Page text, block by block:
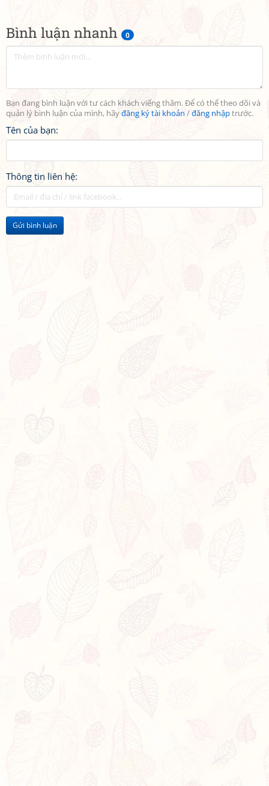
Bình luận nhanh 0
Bạn đang bình luận với tư cách khách viếng thăm. Để có thể theo dõi và
quản lý bình luận của mình, hãyđăng ký tài khoản /đăng nhậptrước.
Tên của bạn:
Thông tin liên hệ:
Gửi bình luận